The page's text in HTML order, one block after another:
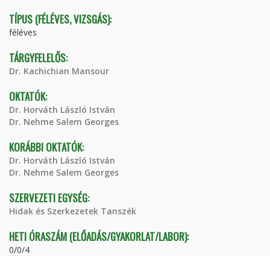
TÍPUS (FÉLÉVES, VIZSGÁS):
féléves
TÁRGYFELELŐS:
Dr. Kachichian Mansour
OKTATÓK:
Dr. Horváth László István
Dr. Nehme Salem Georges
KORÁBBI OKTATÓK:
Dr. Horváth László István
Dr. Nehme Salem Georges
SZERVEZETI EGYSÉG:
Hidak és Szerkezetek Tanszék
HETI ÓRASZÁM (ELŐADÁS/GYAKORLAT/LABOR):
0/0/4